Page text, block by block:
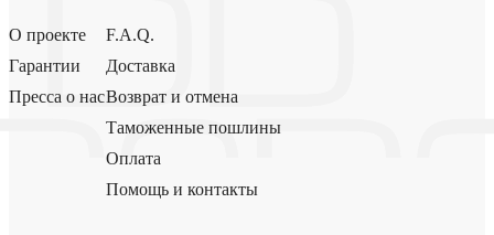
О проекте
Гарантии
Пресса о нас
F.A.Q.
Доставка
Возврат и отмена
Таможенные пошлины
Оплата
Помощь и контакты